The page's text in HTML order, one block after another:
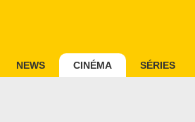
NEWS CINÉMA SÉRIES